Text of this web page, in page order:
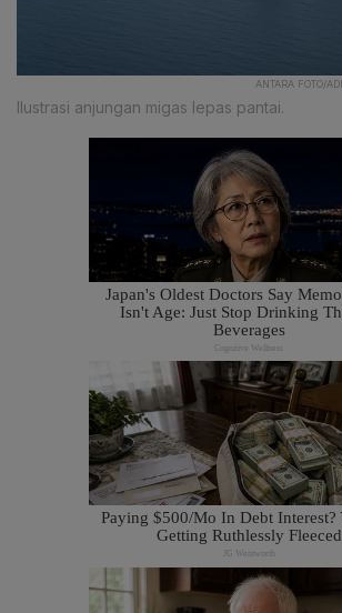
ANTARA FOTO/
Ilustrasi anjungan migas lepas pantai.